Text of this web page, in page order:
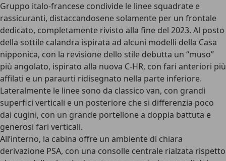
Gruppo italo-francese condivide le linee squadrate e
rassicuranti, distaccandosene solamente per un frontale
dedicato, completamente rivisto alla fine del 2023. Al posto
della sottile calandra ispirata ad alcuni modelli della Casa
nipponica, con la revisione dello stile debutta un “muso”
più angolato, ispirato alla nuova C-HR, con fari anteriori più
affilati e un paraurti ridisegnato nella parte inferiore.
Lateralmente le linee sono da classico van, con grandi
superfici verticali e un posteriore che si differenzia poco
dai cugini, con un grande portellone a doppia battuta e
generosi fari verticali.
All’interno, la cabina offre un ambiente di chiara
derivazione PSA, con una consolle centrale rialzata rispetto